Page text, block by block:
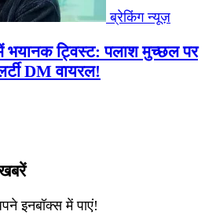
ब्रेकिंग न्यूज़
भयानक ट्विस्ट: पलाश मुच्छल पर
DM वायरल!
इनबॉक्स में पाएं!